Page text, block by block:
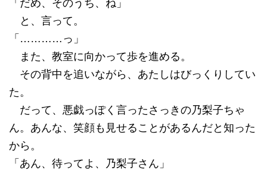
「だめ、そのうち、ね」
と、言って。
「…………っ」
また、教室に向かって歩を進める。
その背中を追いながら、あたしはびっくりしてい
た。
だって、悪戯っぽく言ったさっきの乃梨子ちゃ
ん。あんな、笑顔も見せることがあるんだと知った
から。
「あん、待ってよ、乃梨子さん」